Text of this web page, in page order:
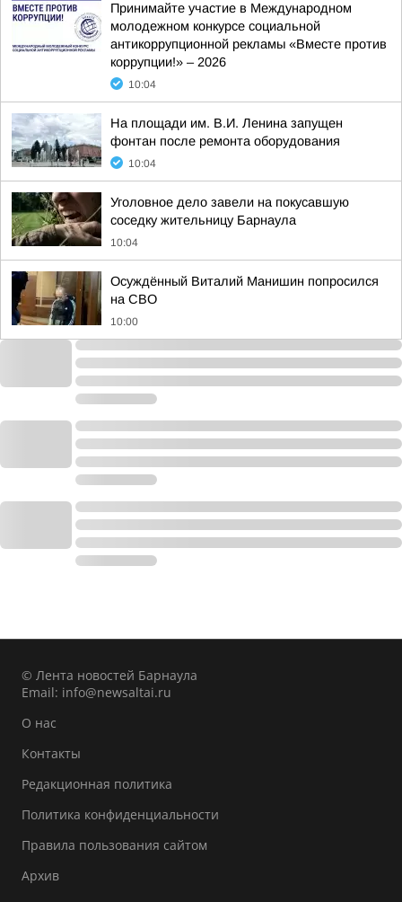
Принимайте участие в Международном
молодежном конкурсе социальной
антикоррупционной рекламы «Вместе против
коррупции!» – 2026
10:04
На площади им. В.И. Ленина запущен
фонтан после ремонта оборудования
10:04
Уголовное дело завели на покусавшую
соседку жительницу Барнаула
10:04
Осуждённый Виталий Манишин попросился
на СВО
10:00
© Лента новостей Барнаула
Email: info@newsaltai.ru
О нас
Контакты
Редакционная политика
Политика конфиденциальности
Правила пользования сайтом
Архив